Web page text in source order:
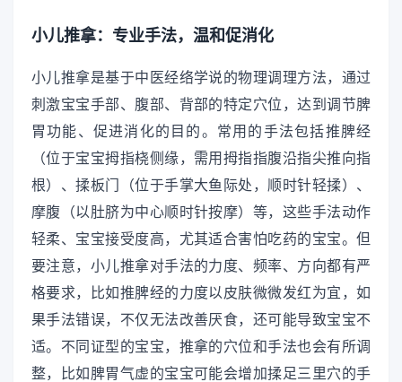
小儿推拿：专业手法，温和促消化
小儿推拿是基于中医经络学说的物理调理方法，通过
刺激宝宝手部、腹部、背部的特定穴位，达到调节脾
胃功能、促进消化的目的。常用的手法包括推脾经
（位于宝宝拇指桡侧缘，需用拇指指腹沿指尖推向指
根）、揉板门（位于手掌大鱼际处，顺时针轻揉）、
摩腹（以肚脐为中心顺时针按摩）等，这些手法动作
轻柔、宝宝接受度高，尤其适合害怕吃药的宝宝。但
要注意，小儿推拿对手法的力度、频率、方向都有严
格要求，比如推脾经的力度以皮肤微微发红为宜，如
果手法错误，不仅无法改善厌食，还可能导致宝宝不
适。不同证型的宝宝，推拿的穴位和手法也会有所调
整，比如脾胃气虚的宝宝可能会增加揉足三里穴的手